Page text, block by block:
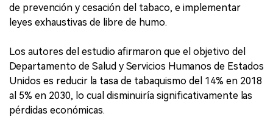
de prevención y cesación del tabaco, e implementar
leyes exhaustivas de libre de humo.
Los autores del estudio afirmaron que el objetivo del
Departamento de Salud y Servicios Humanos de Estados
Unidos es reducir la tasa de tabaquismo del 14% en 2018
al 5% en 2030, lo cual disminuiría significativamente las
pérdidas económicas.